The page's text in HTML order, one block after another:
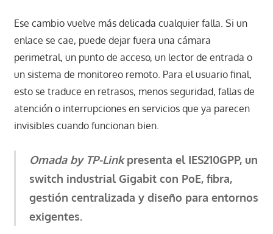
Ese cambio vuelve más delicada cualquier falla. Si un
enlace se cae, puede dejar fuera una cámara
perimetral, un punto de acceso, un lector de entrada o
un sistema de monitoreo remoto. Para el usuario final,
esto se traduce en retrasos, menos seguridad, fallas de
atención o interrupciones en servicios que ya parecen
invisibles cuando funcionan bien.
Omada by TP-Linkpresenta el IES210GPP, un
switch industrial Gigabit con PoE, fibra,
gestión centralizada y diseño para entornos
exigentes.